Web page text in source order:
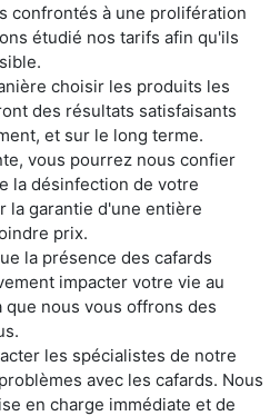
confrontés à une prolifération
étudié nos tarifs afin qu'ils
choisir les produits les
des résultats satisfaisants
et sur le long terme.
vous pourrez nous confier
la désinfection de votre
la garantie d'une entière
prix.
la présence des cafards
impacter votre vie au
nous vous offrons des
les spécialistes de notre
avec les cafards. Nous
en charge immédiate et de